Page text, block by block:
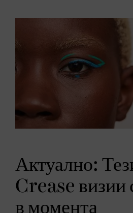
Актуално:
Crease визии
в момента